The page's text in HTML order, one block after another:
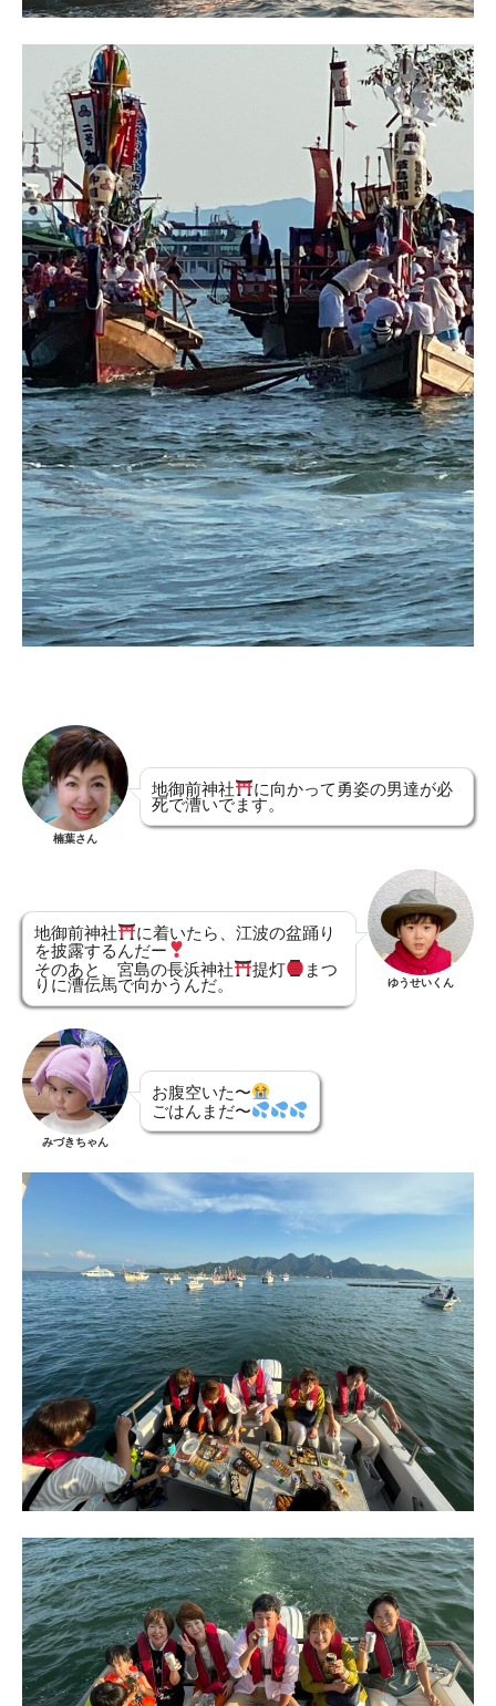
楠葉さん
地御前神社
に向かって勇姿の男達が必
死で漕いでます。
地御前神社
に着いたら、江波の盆踊り
を披露するんだー
そのあと、宮島の長浜神社
提灯
まつ
りに漕伝馬で向かうんだ。
ゆうせいくん
みづきちゃん
お腹空いた〜
ごはんまだ〜